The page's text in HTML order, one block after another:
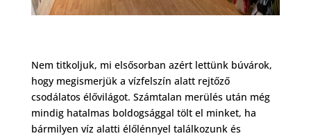
Nem titkoljuk, mi elsősorban azért lettünk búvárok,
hogy megismerjük a vízfelszín alatt rejtőző
csodálatos élővilágot. Számtalan merülés után még
mindig hatalmas boldogsággal tölt el minket, ha
bármilyen víz alatti élőlénnyel találkozunk és